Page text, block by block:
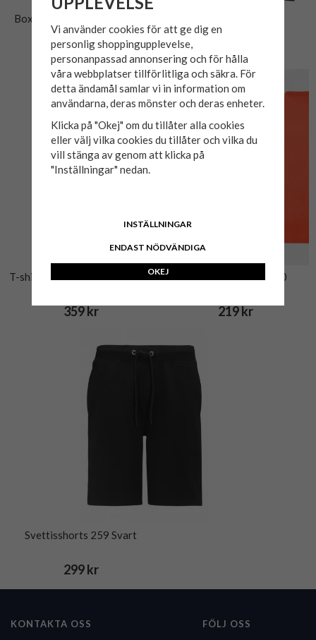
Boxerkalsong 2-pack Bambu
127
139 kr 99 kr
T-shirt AC/DC Large print 268
359 kr
T-shirt BASIC JP1880
219 kr
Svettisshorts 259 Svart
299 kr
KONTAKTA OSS FÖLJ OSS
Vi använder cookies för att ge dig en
personlig shoppingupplevelse,
personanpassad annonsering och för hålla
våra webbplatser tillförlitliga och säkra. För
detta ändamål samlar vi in information om
användarna, deras mönster och deras enheter.
Klicka på "Okej" om du tillåter alla cookies
eller välj vilka cookies du tillåter och vilka du
vill stänga av genom att klicka på
"Inställningar" nedan.
INSTÄLLNINGAR
ENDAST NÖDVÄNDIGA
OKEJ